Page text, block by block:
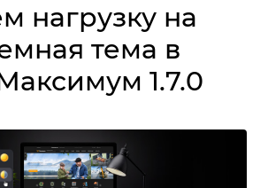
нагрузку на
тема в
1.7.0